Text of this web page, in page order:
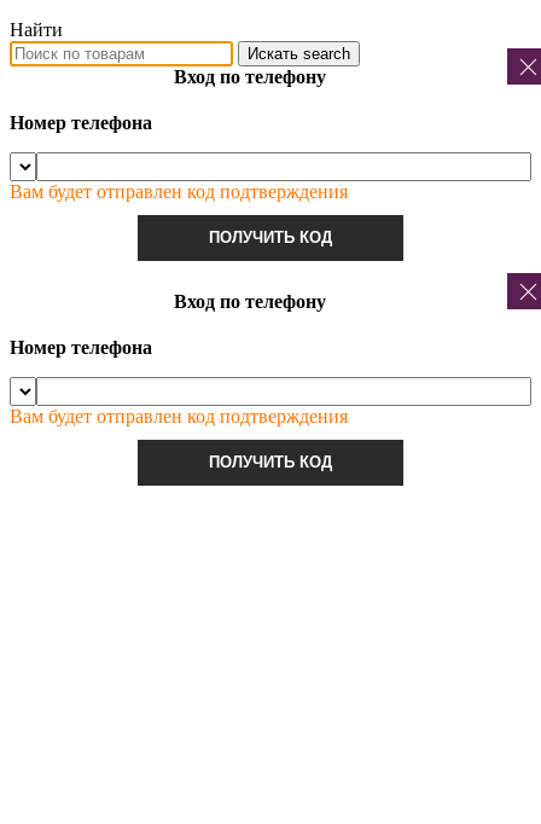
Найти
Искать search
Вход по телефону
Номер телефона
Вам будет отправлен код подтверждения
ПОЛУЧИТЬ КОД
Вход по телефону
Номер телефона
Вам будет отправлен код подтверждения
ПОЛУЧИТЬ КОД